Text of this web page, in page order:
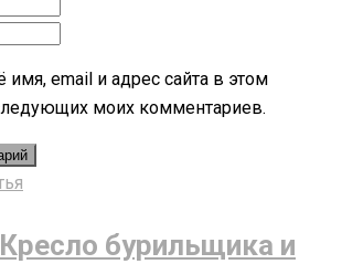
имя, email и адрес сайта в этом
моих комментариев.
бурильщика и